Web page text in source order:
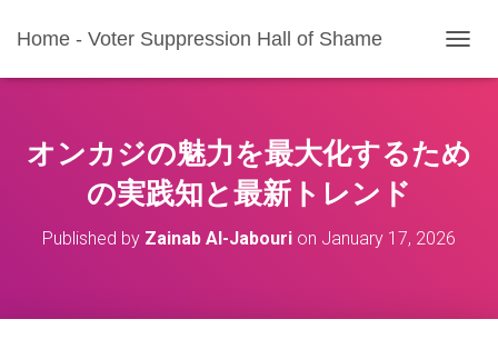
Home - Voter Suppression Hall of Shame
O
L
E
オンカジの魅力を最大化するため
の実践知と最新トレンド
Published by Zainab Al-Jabouri on January 17, 2026